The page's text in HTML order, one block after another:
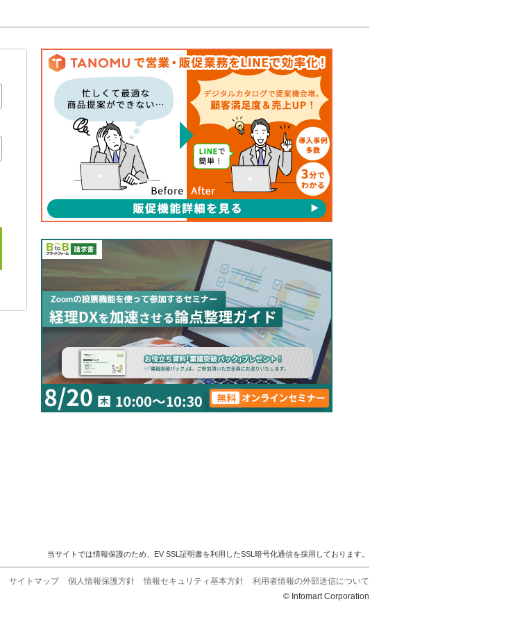
当サイトでは情報保護のため、EV SSL証明書を利用したSSL暗号化通信を採用しております。
サイトマップ 個人情報保護方針 情報セキュリティ基本方針
利用者情報の外部送信について
© Infomart Corporation